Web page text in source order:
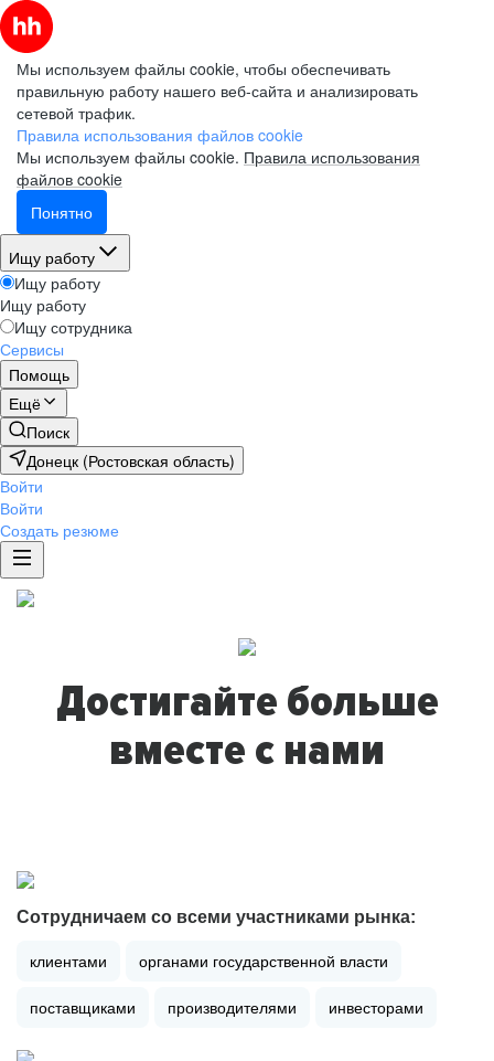
Мы используем файлы cookie, чтобы обеспечивать
правильную работу нашего веб-сайта и анализировать
сетевой трафик.
Правила использования файлов cookie
Мы используем файлы cookie. Правила использования
файлов cookie
Понятно
Ищу работу
Ищу работу
Ищу работу
Ищу сотрудника
Сервисы
Помощь
Ещё
Поиск
Донецк (Ростовская область)
Войти
Войти
Создать резюме
Достигайте больше
вместе с нами
Сотрудничаем со всеми участниками рынка:
клиентами органами государственной власти
поставщиками производителями инвесторами